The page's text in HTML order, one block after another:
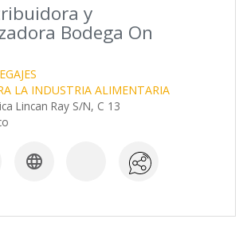
y
Bodega On
LA INDUSTRIA ALIMENTARIA
Lincan Ray S/N, C 13
